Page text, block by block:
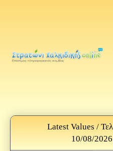
Latest Values /
10/08/